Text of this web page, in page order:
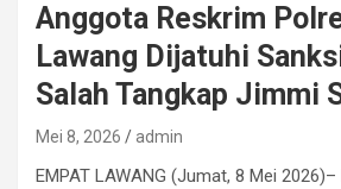
Anggota Reskrim
Lawang Dijatuhi
Salah Tangkap Jimmi
Mei 8, 2026 admin
EMPAT LAWANG (Jumat, 8 Mei